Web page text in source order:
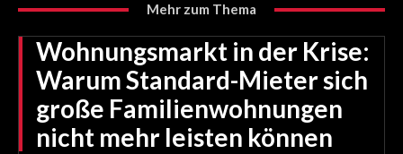
Mehr zum Thema
Wohnungsmarkt in der Krise:
Warum Standard-Mieter sich
große Familienwohnungen
nicht mehr leisten können